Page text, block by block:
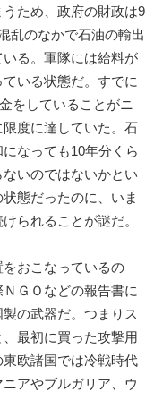
ため、政府の財政は9
乱のなかで石油の輸出
る。軍隊には給料が
いる状態だ。すでに
をしていることがニ
度に達していた。石
なっても10年分くら
いのではないかとい
態だったのに、いま
られることが謎だ。
おこなっているの
ＧＯなどの報告書に
の武器だ。つまりス
最初に買った攻撃用
欧諸国では冷戦時代
アやブルガリア、ウ